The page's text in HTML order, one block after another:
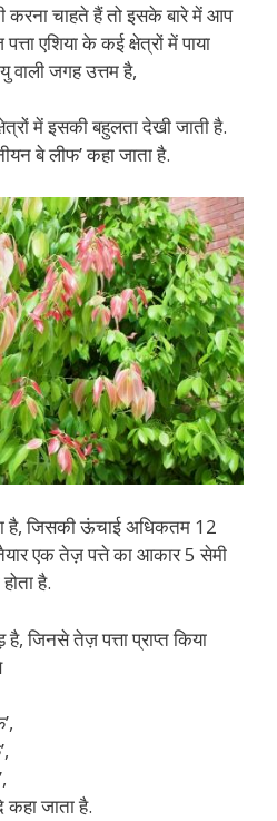
चाहते हैं तो इसके बारे में आप
एशिया के कई क्षेत्रों में पाया
वाली जगह उत्तम है,
में इसकी बहुलता देखी जाती है.
बे लीफ’ कहा जाता है.
है, जिसकी ऊंचाई अधिकतम 12
एक तेज़ पत्ते का आकार 5 सेमी
है.
जिनसे तेज़ पत्ता प्राप्त किया
कहा जाता है.